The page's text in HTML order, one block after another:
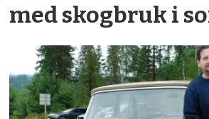
med skogbruk i